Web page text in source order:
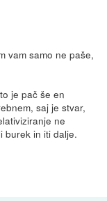
vam samo ne paše,
je pač še en
saj je stvar,
ne
burek in iti dalje.